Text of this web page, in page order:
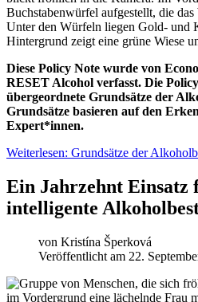
Diese Policy Note wurde von
RESET Alcohol verfasst. Die
übergeordnete Grundsätze der
Grundsätze basieren auf den
Expert*innen.
Weiterlesen: Grundsätze der
Ein Jahrzehnt Einsatz
intelligente
von Kristína Šperková
Veröffentlicht am 22.